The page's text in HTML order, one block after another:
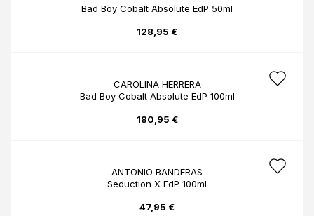
Bad Boy Cobalt Absolute EdP 50ml
128,95 €
CAROLINA HERRERA
Bad Boy Cobalt Absolute EdP 100ml
180,95 €
ANTONIO BANDERAS
Seduction X EdP 100ml
47,95 €